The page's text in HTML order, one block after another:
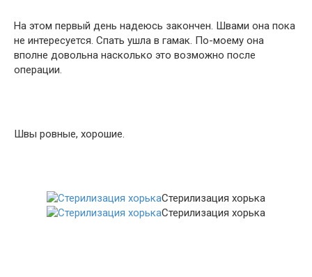
На этом первый день надеюсь закончен. Швами она пока
не интересуется. Спать ушла в гамак. По-моему она
вполне довольна насколько это возможно после
операции.
Швы ровные, хорошие.
Стерилизация хорька
Стерилизация хорька